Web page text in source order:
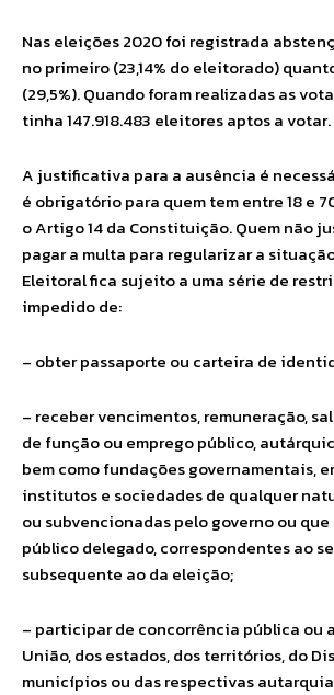
Nas eleições 2020 foi registrada
no primeiro (23,14% do eleitorado)
(29,5%). Quando foram realizadas as
tinha 147.918.483 eleitores aptos a votar.
A justificativa para a ausência é
é obrigatório para quem tem entre 18 e
o Artigo 14 da Constituição. Quem não
pagar a multa para regularizar a
Eleitoral fica sujeito a uma série de
impedido de:
– obter passaporte ou carteira de
– receber vencimentos, remuneração,
de função ou emprego público,
bem como fundações governamentais,
institutos e sociedades de qualquer
ou subvencionadas pelo governo ou
público delegado, correspondentes ao
subsequente ao da eleição;
– participar de concorrência pública ou
União, dos estados, dos territórios, do
municípios ou das respectivas